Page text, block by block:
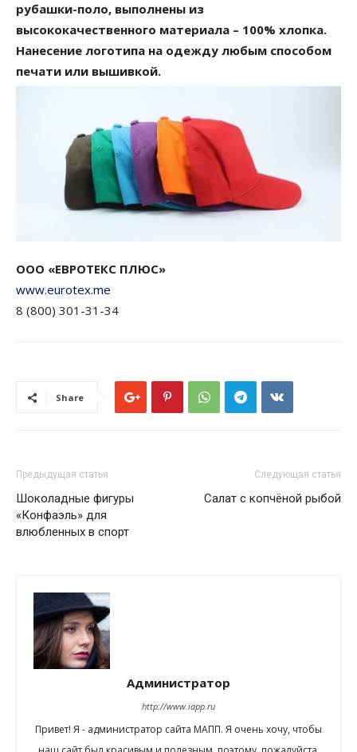
рубашки-поло, выполнены из
высококачественного материала – 100% хлопка.
Нанесение логотипа на одежду любым способом
печати или вышивкой.
ООО «ЕВРОТЕКС ПЛЮС»
www.eurotex.me
8 (800) 301-31-34
Share
Предыдущая статья
Шоколадные фигуры
«Конфаэль» для
влюбленных в спорт
Следующая статья
Салат с копчёной рыбой
Администратор
http://www.iapp.ru
Привет! Я - администратор сайта МАПП. Я очень хочу, чтобы